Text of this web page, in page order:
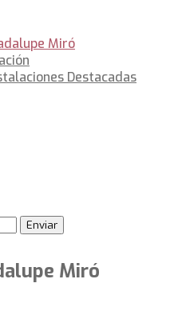
Miró
Destacadas
Enviar
Miró